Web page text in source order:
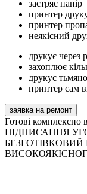
застряє папір
принтер
принтер
неякісний
друкує через
захоплює
друкує тьмяно
принтер сам
заявка на ремонт
Готові комплексно
ПІДПИСАННЯ
БЕЗГОТІВКОВИЙ